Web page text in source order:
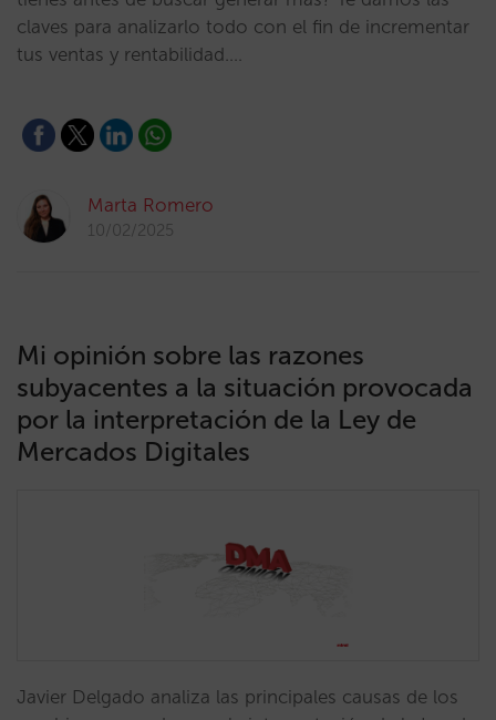
claves para analizarlo todo con el fin de incrementar
tus ventas y rentabilidad.…
Marta Romero
10/02/2025
Mi opinión sobre las razones
subyacentes a la situación provocada
por la interpretación de la Ley de
Mercados Digitales
Javier Delgado analiza las principales causas de los